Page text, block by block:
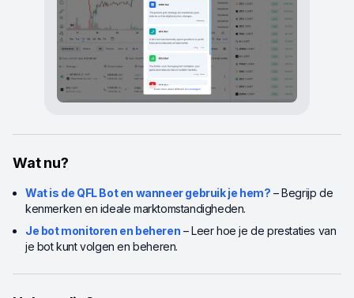
Wat nu?
Wat is de QFL Bot en wanneer gebruik je hem? – Begrijp de
kenmerken en ideale marktomstandigheden.
Je bot monitoren en beheren – Leer hoe je de prestaties van
je bot kunt volgen en beheren.